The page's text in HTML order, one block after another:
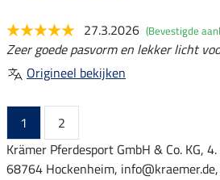
27.3.2026 (Bevestigde
Zeer goede pasvorm en lekker licht
Origineel bekijken
1
2
Krämer Pferdesport GmbH & Co. KG,
68764 Hockenheim,